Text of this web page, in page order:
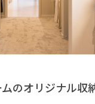
のオリジナル収